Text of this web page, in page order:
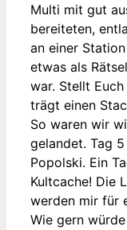
Multi mit gut
bereiteten,
an einer
etwas als
war. Stellt
trägt einen
So waren wir
gelandet. Tag
Popolski. Ein
Kultcache! Die
werden mir für
Wie gern